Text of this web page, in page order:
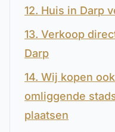
12. Huis in Darp
13. Verkoop
Darp
14. Wij kopen
omliggende
plaatsen